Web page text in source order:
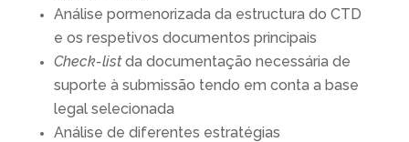
Análise pormenorizada da estructura do CTD
e os respetivos documentos principais
Check-listda documentação necessária de
suporte à submissão tendo em conta a base
legal selecionada
Análise de diferentes estratégias